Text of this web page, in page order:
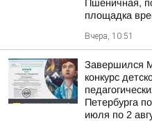
Пшеничная,
площадка
Вчера, 10:51
Завершился
конкурс
Петербурга
июля по 2